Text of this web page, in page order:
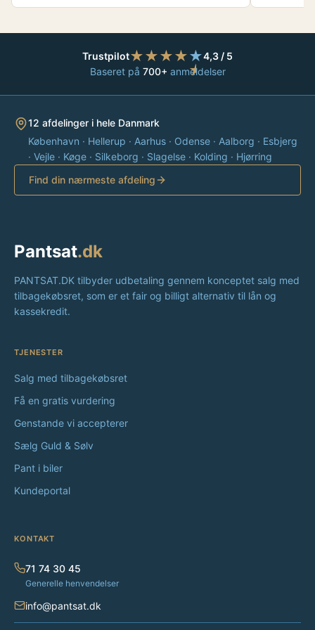
Trustpilot★★★★★
★
4,3 / 5
Baseret på 700+ anmeldelser
12 afdelinger i hele Danmark
København · Hellerup · Aarhus · Odense · Aalborg · Esbjerg
· Vejle · Køge · Silkeborg · Slagelse · Kolding · Hjørring
Find din nærmeste afdeling
Pantsat.dk
PANTSAT.DK tilbyder udbetaling gennem konceptet salg med
tilbagekøbsret, som er et fair og billigt alternativ til lån og
kassekredit.
TJENESTER
Salg med tilbagekøbsret
Få en gratis vurdering
Genstande vi accepterer
Sælg Guld & Sølv
Pant i biler
Kundeportal
KONTAKT
71 74 30 45
Generelle henvendelser
info@pantsat.dk